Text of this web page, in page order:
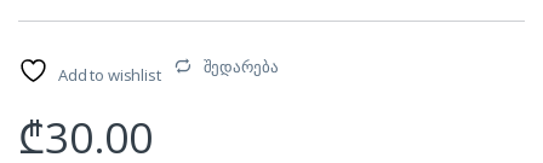
Add to wishlist შედარება
₾30.00